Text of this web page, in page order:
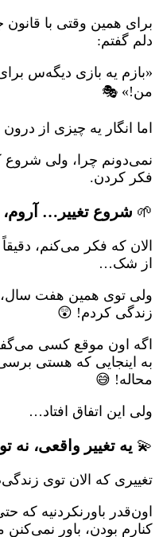
برای همین وقتی با
دلم گفتم:
«بازم یه بازی دیگه‌س
من!» 🎭
اما انگار یه چیزی از
نمی‌دونم چرا، ولی شروع
فکر کردن.
🌱 شروع تغییر… آروم،
از شک…
زندگی کردم! 😲
به اینجایی که هستی
محاله! 😅
ولی این اتفاق افتاد…
💫 یه تغییر واقعی،
تغییری که الان توی
اون‌قدر باورنکردنیه
کنارم بودن، باور